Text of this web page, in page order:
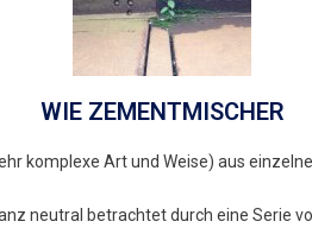
WIE ZEMENTMISCHER
komplexe Art und Weise) aus
neutral betrachtet durch eine Serie